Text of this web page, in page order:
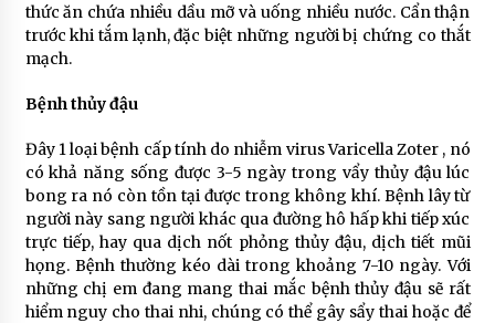
Cách chữa đầy bụng khi ăn hải sản đơn giản
Không khó để chữa đầy bụng cho bà bầu từ các
nguyên liệu có sẵn
5 năm ago
thức ăn chứa nhiều dầu mỡ và uống nhiều nước. Cẩn thận
trước khi tắm lạnh, đặc biệt những người bị chứng co thắt
mạch.
Bệnh thủy đậu
Đây 1 loại bệnh cấp tính do nhiễm virus Varicella Zoter , nó
có khả năng sống được 3-5 ngày trong vẩy thủy đậu lúc
bong ra nó còn tồn tại được trong không khí. Bệnh lây từ
người này sang người khác qua đường hô hấp khi tiếp xúc
trực tiếp, hay qua dịch nốt phỏng thủy đậu, dịch tiết mũi
họng. Bệnh thường kéo dài trong khoảng 7-10 ngày. Với
những chị em đang mang thai mắc bệnh thủy đậu sẽ rất
hiểm nguy cho thai nhi, chúng có thể gây sẩy thai hoặc để